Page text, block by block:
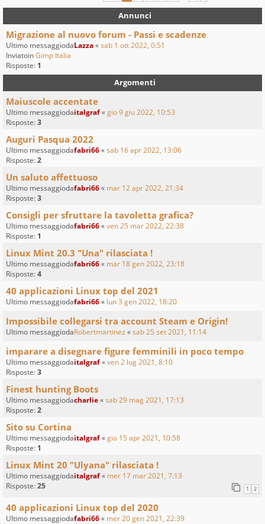
Annunci
Migrazione al nuovo forum - Passi e scadenze
Ultimo messaggiodaLazza«sab 1 ott 2022, 0:51
InviatoinGimp Italia
Risposte: 1
Argomenti
Maiuscole accentate
Ultimo messaggiodaitalgraf«gio 9 giu 2022, 10:53
Risposte:3
Auguri Pasqua 2022
Ultimo messaggiodafabri66«sab 16 apr 2022, 13:06
Risposte:2
Un saluto affettuoso
Ultimo messaggiodafabri66« mar 12 apr 2022, 21:34
Risposte:3
Consigli per sfruttare la tavoletta grafica?
Ultimo messaggiodafabri66«ven 25 mar 2022, 22:38
Risposte: 1
Linux Mint 20.3 "Una" rilasciata !
Ultimo messaggiodafabri66« mar 18 gen 2022, 23:18
Risposte:4
40 applicazioni Linux top del 2021
Ultimo messaggiodafabri66« lun 3 gen 2022, 18:20
Impossibile collegarsi tra account Steam e Origin!
Ultimo messaggiodaRobertmartinez «sab 25 set 2021, 11:14
imparare a disegnare figure femminili in poco tempo
Ultimo messaggiodaitalgraf«ven 2 lug 2021, 8:10
Risposte:3
Finest hunting Boots
Ultimo messaggiodacharlie«sab 29 mag 2021, 17:13
Risposte:2
Sito su Cortina
Ultimo messaggiodaitalgraf«gio 15 apr 2021, 10:58
Risposte: 1
Linux Mint 20 "Ulyana" rilasciata !
Ultimo messaggiodaitalgraf« mer 17 mar 2021, 7:13
Risposte:25 1 2
40 applicazioni Linux top del 2020
Ultimo messaggiodafabri66« mer 20 gen 2021, 22:39